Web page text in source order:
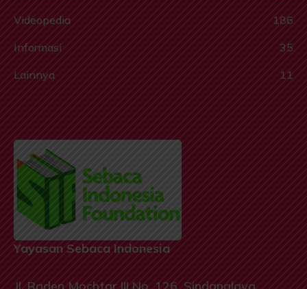
Videopedia
186
Informasi
35
Lainnya
11
Yayasan Sebaca Indonesia